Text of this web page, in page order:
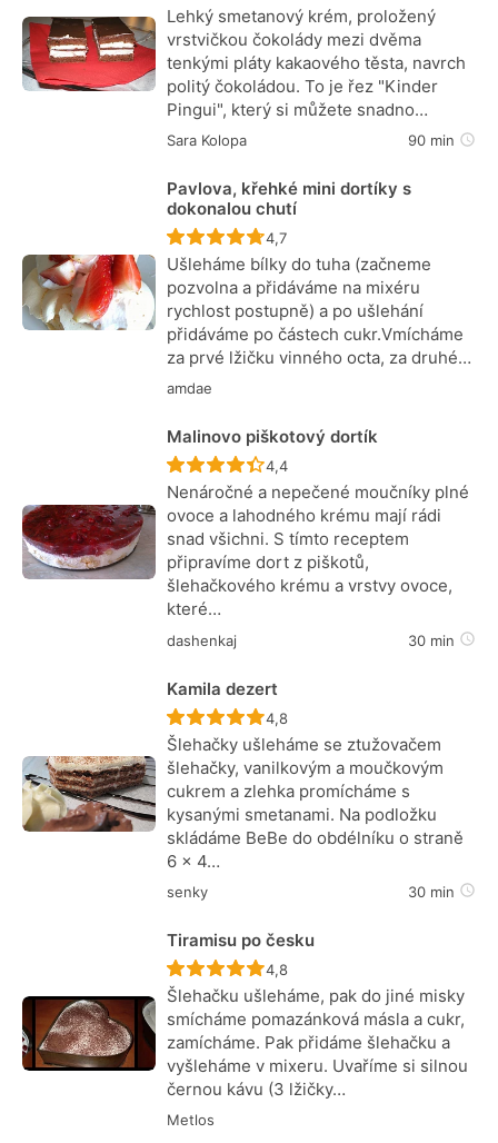
Lehký smetanový krém, proložený
vrstvičkou čokolády mezi dvěma
tenkými pláty kakaového těsta, navrch
politý čokoládou. To je řez "Kinder
Pingui", který si můžete snadno…
Sara Kolopa 90 min
Pavlova, křehké mini dortíky s
dokonalou chutí
Recept ještě nebyl hodnocen
4,7
Ušleháme bílky do tuha (začneme
pozvolna a přidáváme na mixéru
rychlost postupně) a po ušlehání
přidáváme po částech cukr.Vmícháme
za prvé lžičku vinného octa, za druhé…
amdae
Malinovo piškotový dortík
Recept ještě nebyl hodnocen
4,4
Nenáročné a nepečené moučníky plné
ovoce a lahodného krému mají rádi
snad všichni. S tímto receptem
připravíme dort z piškotů,
šlehačkového krému a vrstvy ovoce,
které…
dashenkaj 30 min
Kamila dezert
Recept ještě nebyl hodnocen
4,8
Šlehačky ušleháme se ztužovačem
šlehačky, vanilkovým a moučkovým
cukrem a zlehka promícháme s
kysanými smetanami. Na podložku
skládáme BeBe do obdélníku o straně
6 x 4…
senky 30 min
Tiramisu po česku
Recept ještě nebyl hodnocen
4,8
Šlehačku ušleháme, pak do jiné misky
smícháme pomazánková másla a cukr,
zamícháme. Pak přidáme šlehačku a
vyšleháme v mixeru. Uvaříme si silnou
černou kávu (3 lžičky…
Metlos